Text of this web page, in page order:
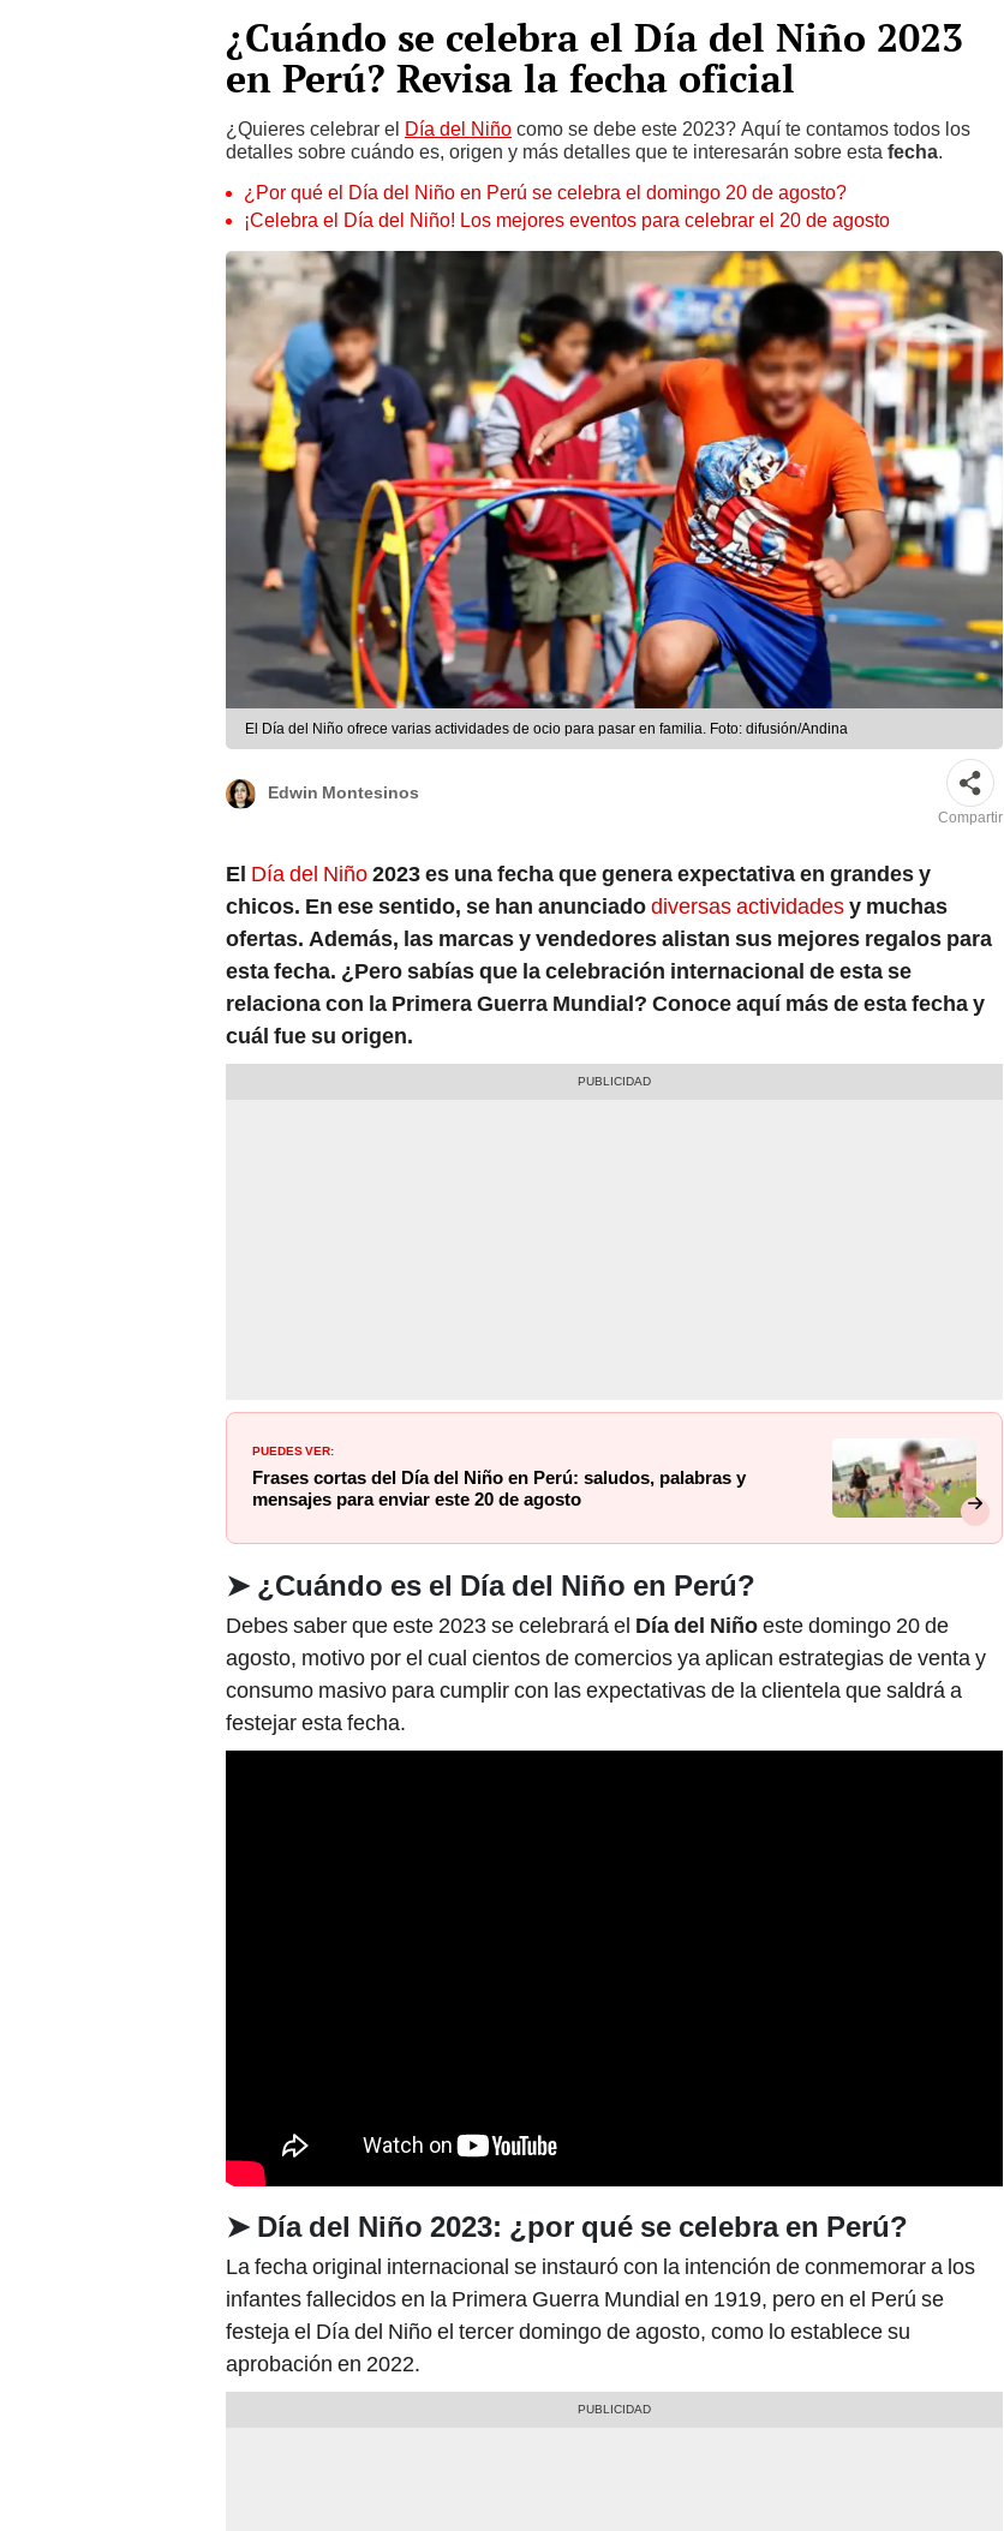
¿Cuándo se celebra el Día del Niño 2023
en Perú? Revisa la fecha oficial
¿Quieres celebrar el Día del Niño como se debe este 2023? Aquí te contamos todos los
detalles sobre cuándo es, origen y más detalles que te interesarán sobre esta fecha.
¿Por qué el Día del Niño en Perú se celebra el domingo 20 de agosto?
¡Celebra el Día del Niño! Los mejores eventos para celebrar el 20 de agosto
El Día del Niño ofrece varias actividades de ocio para pasar en familia. Foto: difusión/Andina
Edwin Montesinos
Compartir
El Día del Niño2023 es una fecha que genera expectativa en grandes y
chicos. En ese sentido, se han anunciadodiversas actividadesy muchas
ofertas. Además, las marcas y vendedores alistan sus mejores regalos para
esta fecha. ¿Pero sabías que la celebración internacional de esta se
relaciona con la Primera Guerra Mundial? Conoce aquí más de esta fecha y
cuál fue su origen.
PUEDES VER:
Frases cortas del Día del Niño en Perú: saludos, palabras y
mensajes para enviar este 20 de agosto
➤ ¿Cuándo es el Día del Niño en Perú?
Debes saber que este 2023 se celebrará el Día del Niñoeste domingo 20 de
agosto, motivo por el cual cientos de comercios ya aplican estrategias de venta y
consumo masivo para cumplir con las expectativas de la clientela que saldrá a
festejar esta fecha.
➤ Día del Niño 2023: ¿por qué se celebra en Perú?
La fecha original internacional se instauró con la intención de conmemorar a los
infantes fallecidos en la Primera Guerra Mundial en 1919, pero en el Perú se
festeja el Día del Niño el tercer domingo de agosto, como lo establece su
aprobación en 2022.